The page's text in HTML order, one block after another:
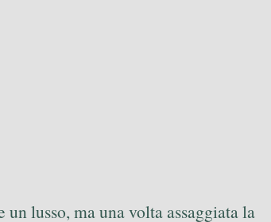
lusso, ma una volta assaggiata la